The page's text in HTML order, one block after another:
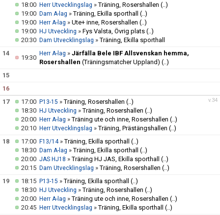
18:00 Herr Utvecklingslag »Träning, Rosershallen (..)
19:00 Dam A-lag »Träning, Ekilla sporthall (..)
19:00 Herr A-lag » Ute+ inne, Rosershallen (..)
19:00 HJ Utveckling » Fys Valsta, Övrig plats (..)
20:30 Dam Utvecklingslag »Träning, Ekilla sporthall
14
19:30
Herr A-lag » Järfälla Bele IBF Allsvenskan hemma,
Rosershallen (Träningsmatcher Uppland) (..)
15
16
v.34
17 17:00 P13-15 »Träning, Rosershallen (..)
18:30 HJ Utveckling »Träning, Rosershallen (..)
20:00 Herr A-lag »Träning ute och inne, Rosershallen (..)
20:10 Herr Utvecklingslag »Träning, Prästängshallen (..)
18
17:00 F13/14»Träning, Ekilla sporthall (..)
18:30 Dam A-lag »Träning, Ekilla sporthall (..)
20:00 JAS HJ18 »Träning HJ JAS, Ekilla sporthall (..)
20:15 Dam Utvecklingslag »Träning, Rosershallen (..)
19
18:15 P13-15 »Träning, Ekilla sporthall (..)
18:30 HJ Utveckling »Träning, Rosershallen (..)
20:00 Herr A-lag »Träning ute och inne, Rosershallen (..)
20:45 Herr Utvecklingslag »Träning, Ekilla sporthall (..)